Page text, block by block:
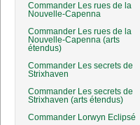
Commander Les rues de la
Nouvelle-Capenna
Commander Les rues de la
Nouvelle-Capenna (arts
étendus)
Commander Les secrets de
Strixhaven
Commander Les secrets de
Strixhaven (arts étendus)
Commander Lorwyn Eclipsé